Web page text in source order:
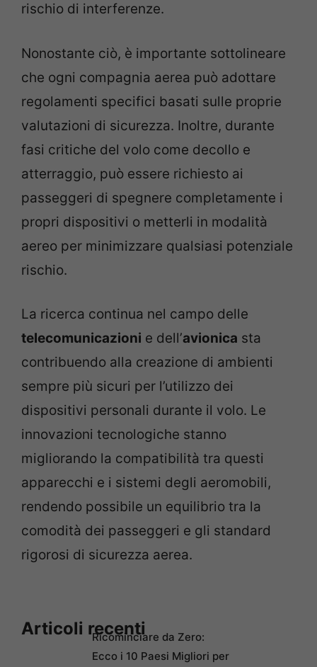
rischio di interferenze.
Nonostante ciò, è importante sottolineare
che ogni compagnia aerea può adottare
regolamenti specifici basati sulle proprie
valutazioni di sicurezza. Inoltre, durante
fasi critiche del volo come decollo e
atterraggio, può essere richiesto ai
passeggeri di spegnere completamente i
propri dispositivi o metterli in modalità
aereo per minimizzare qualsiasi potenziale
rischio.
La ricerca continua nel campo delle
telecomunicazioni e dell’avionica sta
contribuendo alla creazione di ambienti
sempre più sicuri per l’utilizzo dei
dispositivi personali durante il volo. Le
innovazioni tecnologiche stanno
migliorando la compatibilità tra questi
apparecchi e i sistemi degli aeromobili,
rendendo possibile un equilibrio tra la
comodità dei passeggeri e gli standard
rigorosi di sicurezza aerea.
Articoli recentiRicominciare da Zero:
Ecco i 10 Paesi Migliori per